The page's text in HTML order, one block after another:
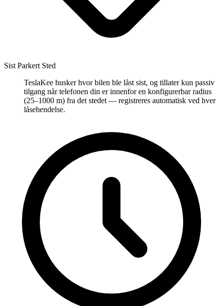
Sist Parkert Sted
TeslaKee husker hvor bilen ble låst sist, og tillater kun passiv
tilgang når telefonen din er innenfor en konfigurerbar radius
(25–1000 m) fra det stedet — registreres automatisk ved hver
låsehendelse.